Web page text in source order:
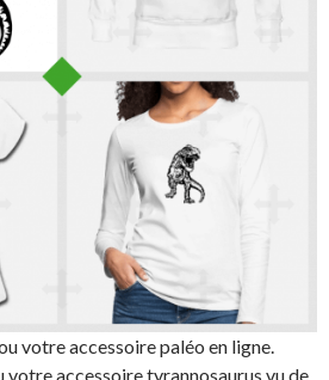
votre accessoire paléo en ligne.
accessoire tyrannosaurus vu de